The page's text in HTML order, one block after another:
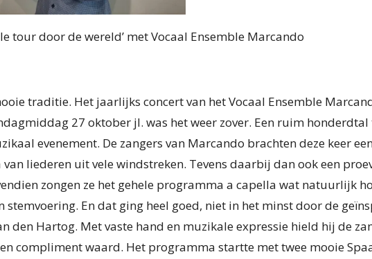
tour door de wereld’ met Vocaal Ensemble Marcando
traditie. Het jaarlijks concert van het Vocaal Ensemble
27 oktober jl. was het weer zover. Een ruim
evenement. De zangers van Marcando brachten deze keer
liederen uit vele windstreken. Tevens daarbij dan ook een
zongen ze het gehele programma a capella wat natuurlijk
stemvoering. En dat ging heel goed, niet in het minst door de
den Hartog. Met vaste hand en muzikale expressie hield hij de
compliment waard. Het programma startte met twee mooie